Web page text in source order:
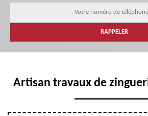
Artisan travaux de